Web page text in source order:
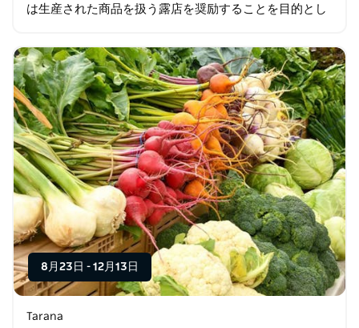
は生産された商品を扱う露店を奨励することを目的とし
8月23日 - 12月13日
Tarana